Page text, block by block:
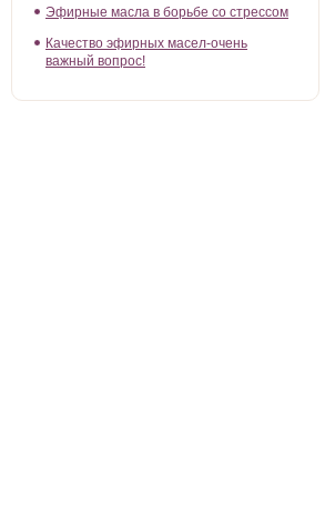
Эфирные масла в борьбе со стрессом
Качество эфирных масел-очень
важный вопрос!